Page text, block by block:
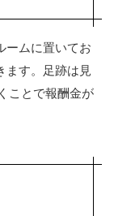
ームに置いてお
ます。足跡は見
ことで報酬金が